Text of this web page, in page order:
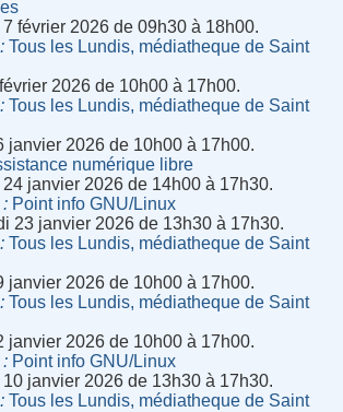
7 février 2026 de 09h30 à 18h00.
Tous les Lundis, médiatheque de Saint
2026 de 10h00 à 17h00.
Tous les Lundis, médiatheque de Saint
janvier 2026 de 10h00 à 17h00.
numérique libre
24 janvier 2026 de 14h00 à 17h30.
Point info GNU/Linux
23 janvier 2026 de 13h30 à 17h30.
Tous les Lundis, médiatheque de Saint
janvier 2026 de 10h00 à 17h00.
Tous les Lundis, médiatheque de Saint
janvier 2026 de 10h00 à 17h00.
Point info GNU/Linux
10 janvier 2026 de 13h30 à 17h30.
Tous les Lundis, médiatheque de Saint